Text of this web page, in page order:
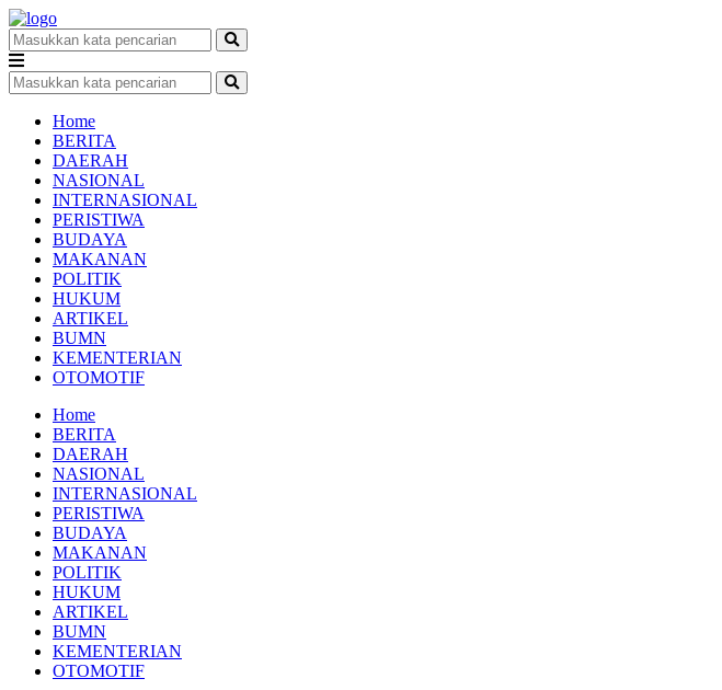
Home
BERITA
DAERAH
NASIONAL
INTERNASIONAL
PERISTIWA
BUDAYA
MAKANAN
POLITIK
HUKUM
ARTIKEL
BUMN
KEMENTERIAN
OTOMOTIF
Home
BERITA
DAERAH
NASIONAL
INTERNASIONAL
PERISTIWA
BUDAYA
MAKANAN
POLITIK
HUKUM
ARTIKEL
BUMN
KEMENTERIAN
OTOMOTIF